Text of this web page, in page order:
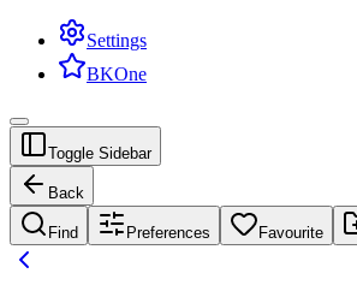
Settings
BKOne
Toggle Sidebar
Back
Find Preferences Favourite